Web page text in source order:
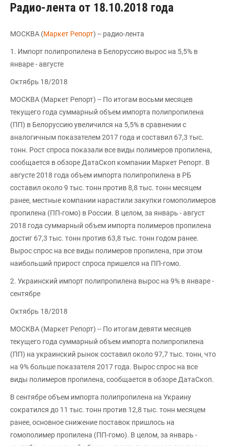
Радио-лента от 18.10.2018 года
МОСКВА (Маркет Репорт) -- радио-лента
1. Импорт полипропилена в Белоруссию вырос на 5,5% в
январе - августе
Октябрь 18/2018
МОСКВА (Маркет Репорт) -- По итогам восьми месяцев
текущего года суммарный объем импорта полипропилена
(ПП) в Белоруссию увеличился на 5,5% в сравнении с
аналогичным показателем 2017 года и составил 67,3 тыс.
тонн. Рост спроса показали все виды полимеров пропилена,
сообщается в обзоре ДатаСкоп компании Маркет Репорт. В
августе 2018 года объем импорта полипропилена в РБ
составил около 9 тыс. тонн против 8,8 тыс. тонн месяцем
ранее, местные компании нарастили закупки гомополимеров
пропилена (ПП-гомо) в России. В целом, за январь - август
2018 года суммарный объем импорта полимеров пропилена
достиг 67,3 тыс. тонн против 63,8 тыс. тонн годом ранее.
Вырос спрос на все виды полимеров пропилена, при этом
наибольший прирост спроса пришелся на ПП-гомо.
2. Украинский импорт полипропилена вырос на 9% в январе -
сентябре
Октябрь 18/2018
МОСКВА (Маркет Репорт) -- По итогам девяти месяцев
текущего года суммарный объем импорта полипропилена
(ПП) на украинский рынок составил около 97,7 тыс. тонн, что
на 9% больше показателя 2017 года. Вырос спрос на все
виды полимеров пропилена, сообщается в обзоре ДатаСкоп.
В сентябре объем импорта полипропилена на Украину
сократился до 11 тыс. тонн против 12,8 тыс. тонн месяцем
ранее, основное снижение поставок пришлось на
гомополимер пропилена (ПП-гомо). В целом, за январь -